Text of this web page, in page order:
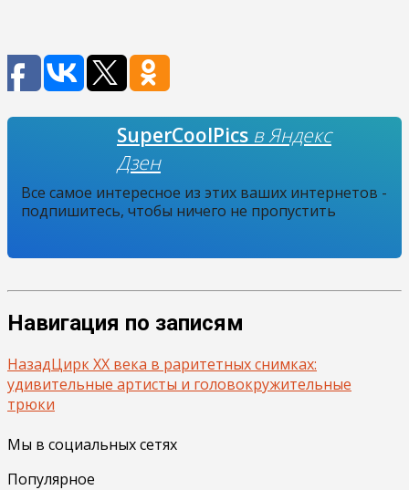
SuperCoolPics в Яндекс
Дзен
Все самое интересное из этих ваших интернетов -
подпишитесь, чтобы ничего не пропустить
Навигация по записям
НазадЦирк XX века в раритетных снимках:
удивительные артисты и головокружительные
трюки
Мы в социальных сетях
Популярное